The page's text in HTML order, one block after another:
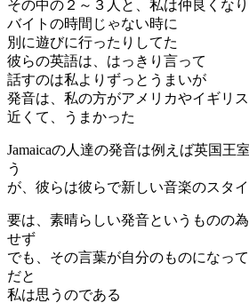
その中の２～３人と、私は仲良くなり
バイトの時間じゃない時に
別に遊びに行ったりしてた
彼らの英語は、はっきり言って
話すのは私よりずっとうまいが
発音は、私の方がアメリカやイギリ
近くて、うまかった
Jamaicaの人達の発音は例えば英国王
う
が、彼らは彼らで新しい音楽のスタ
要は、素晴らしい発音というものの
せず
でも、その言葉が自分のものになっ
だと
私は思うのである